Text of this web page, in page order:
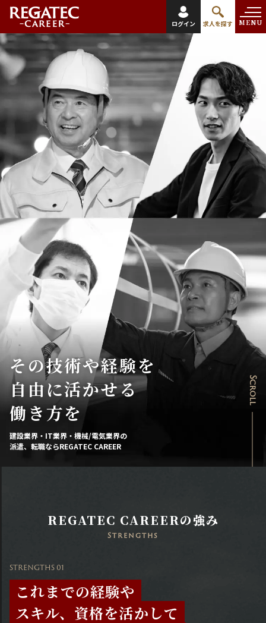
ログイン 求人を探す MENU
Scroll
その技術や経験を
自由に活かせる
働き方を
建設業界・IT業界・機械/電気業界の
派遣、転職ならREGATEC CAREER
REGATEC CAREERの強み
Strengths
STRENGTHS 01
これまでの経験や
スキル、資格を活かして